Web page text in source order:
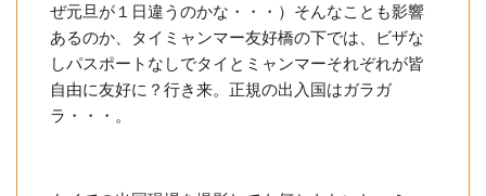
ぜ元旦が１日違うのかな・・・）そんなことも影響
あるのか、タイミャンマー友好橋の下では、ビザな
しパスポートなしでタイとミャンマーそれぞれが皆
自由に友好に？行き来。正規の出入国はガラガ
ラ・・・。